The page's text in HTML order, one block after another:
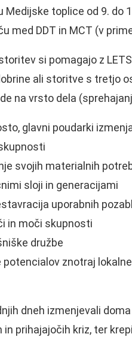
Medijske toplice od 9. do
med DDT in MCT (v
si pomagajo z
ali storitve s tretjo
na vrsto dela
glavni poudarki
svojih materialnih
sloji in generacijami
uporabnih
in moči skupnosti
družbe
potencialov znotraj
dneh izmenjevali
prihajajočih kriz, ter